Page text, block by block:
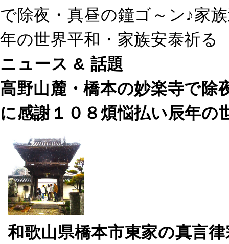
で除夜・真昼の鐘ゴ～ン♪家
年の世界平和・家族安泰祈る
ニュース & 話題
高野山麓・橋本の妙楽寺で除
に感謝１０８煩悩払い辰年の
和歌山県橋本市東家の真言